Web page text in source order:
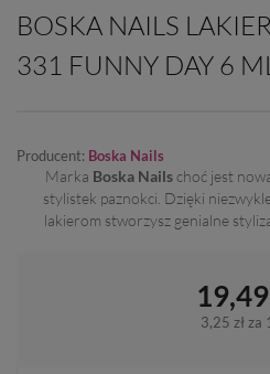
BOSKA NAILS
331 FUNNY DAY 6 ML
Producent: Boska Nails
Marka Boska Nailschoć jest
stylistek paznokci. Dzięki
lakierom stworzysz genialne
19,49
3,25 zł za